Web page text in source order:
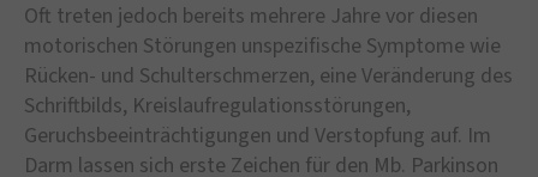
Oft treten jedoch bereits mehrere Jahre vor diesen
motorischen Störungen unspezifische Symptome wie
Rücken- und Schulterschmerzen, eine Veränderung des
Schriftbilds, Kreislaufregulationsstörungen,
Geruchsbeeinträchtigungen und Verstopfung auf. Im
Darm lassen sich erste Zeichen für den Mb. Parkinson